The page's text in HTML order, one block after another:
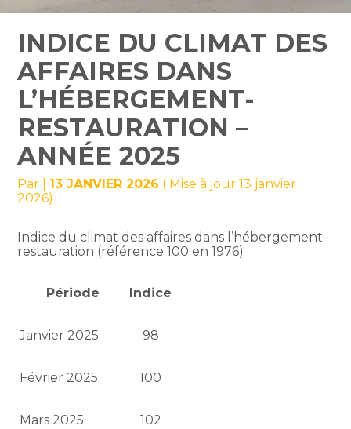
INDICE DU CLIMAT DES
AFFAIRES DANS
L’HÉBERGEMENT-
RESTAURATION –
ANNÉE 2025
Par 13 JANVIER 2026 ( Mise à jour 13 janvier
2026)
Indice du climat des affaires dans l’hébergement-
restauration (référence 100 en 1976)
Période Indice
Janvier 2025 98
Février 2025 100
Mars 2025 102